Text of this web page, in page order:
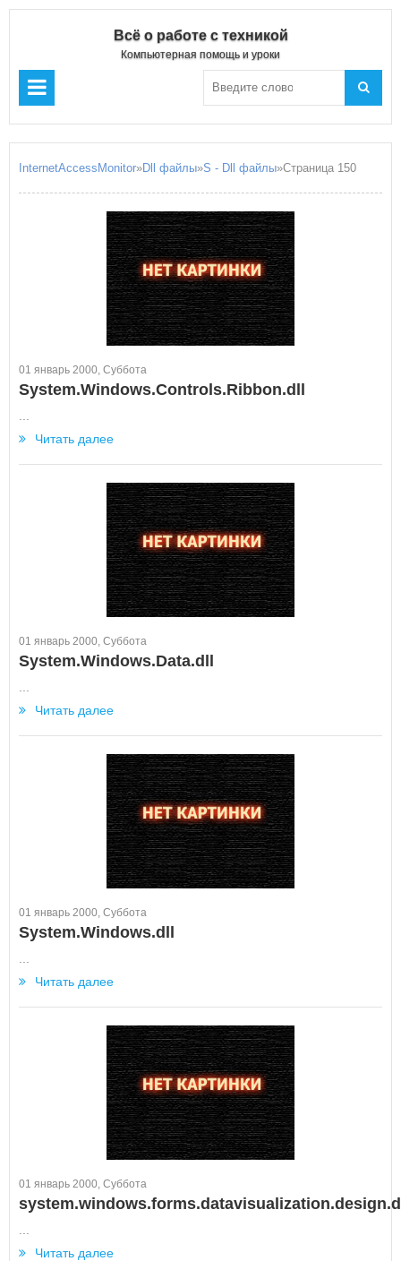
Всё о работе с техникой
Компьютерная помощь и уроки
InternetAccessMonitor»Dll файлы»S - Dll файлы»Страница 150
01 январь 2000, Суббота
System.Windows.Controls.Ribbon.dll
Читать далее
01 январь 2000, Суббота
System.Windows.Data.dll
Читать далее
01 январь 2000, Суббота
System.Windows.dll
Читать далее
01 январь 2000, Суббота
Читать далее